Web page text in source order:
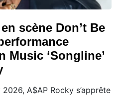
scène Don’t Be
Music ‘Songline’
A$AP Rocky s’apprête